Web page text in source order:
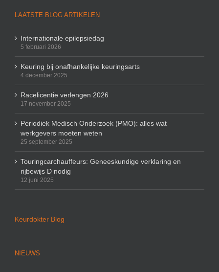
LAATSTE BLOG ARTIKELEN
Internationale epilepsiedag
5 februari 2026
Keuring bij onafhankelijke keuringsarts
4 december 2025
Racelicentie verlengen 2026
17 november 2025
Periodiek Medisch Onderzoek (PMO): alles wat
werkgevers moeten weten
25 september 2025
Touringcarchauffeurs: Geneeskundige verklaring en
rijbewijs D nodig
12 juni 2025
Keurdokter Blog
NIEUWS